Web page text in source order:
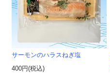
サーモンのハラスねぎ塩
400円(税込)